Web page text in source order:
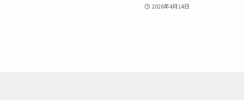
2026年4月14日